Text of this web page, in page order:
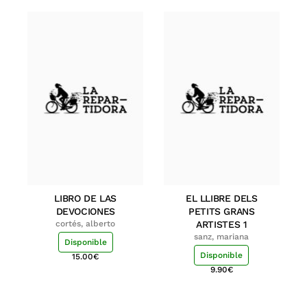
LIBRO DE LAS
DEVOCIONES
cortés, alberto
Disponible
15.00€
EL LLIBRE DELS
PETITS GRANS
ARTISTES 1
sanz, mariana
Disponible
9.90€